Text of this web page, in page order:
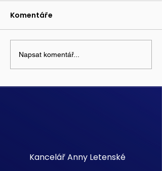
Komentáře
Napsat komentář...
Kancelář Anny Letenské